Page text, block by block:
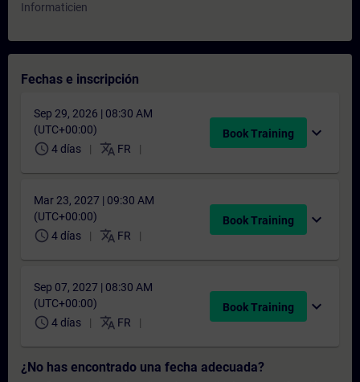
Informaticien
Fechas e inscripción
Sep 29, 2026 | 08:30 AM
(UTC+00:00)
schedule 4 días translate FR
Book Training expand_more
Mar 23, 2027 | 09:30 AM
(UTC+00:00)
schedule 4 días translate FR
Book Training expand_more
Sep 07, 2027 | 08:30 AM
(UTC+00:00)
schedule 4 días translate FR
Book Training expand_more
¿No has encontrado una fecha adecuada?